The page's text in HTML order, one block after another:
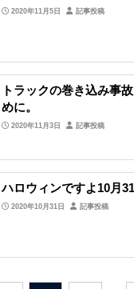
2020年11月5日 記事投稿
トラックの巻き込み事
めに。
2020年11月3日 記事投稿
ハロウィンですよ10月
2020年10月31日 記事投稿